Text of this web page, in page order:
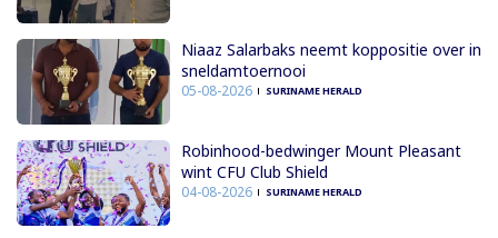
Niaaz Salarbaks neemt koppositie over in
sneldamtoernooi
05-08-2026 SURINAME HERALD
Robinhood-bedwinger Mount Pleasant
wint CFU Club Shield
04-08-2026 SURINAME HERALD